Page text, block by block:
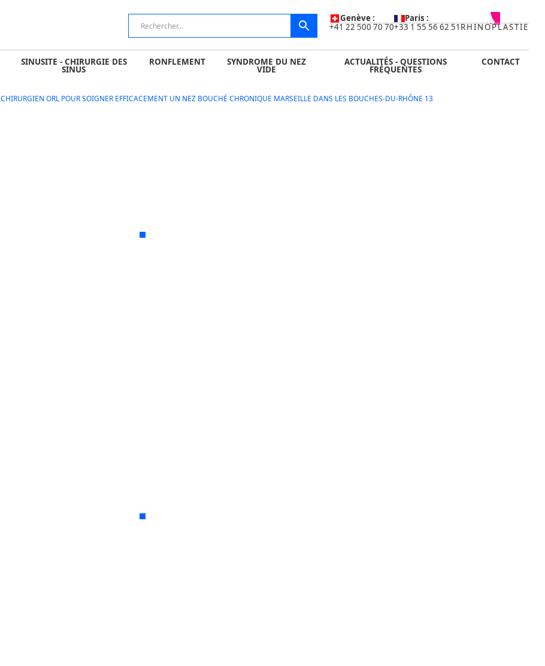
Genève :
+41 22 500 70 70
Paris :
+33 1 55 56 62 51 RHINOPLASTIE
SINUSITE - CHIRURGIE DES
SINUS
RONFLEMENT SYNDROME DU NEZ
VIDE
ACTUALITÉS - QUESTIONS
FRÉQUENTES
CONTACT
RONFLEMENT SYNDROME DU NEZ VIDE ACTUALITÉS - QUESTIONS FRÉQUENTES CONTACT
CHIRURGIEN ORL POUR SOIGNER EFFICACEMENT UN NEZ BOUCHÉ CHRONIQUE MARSEILLE DANS LES BOUCHES-DU-RHÔNE 13